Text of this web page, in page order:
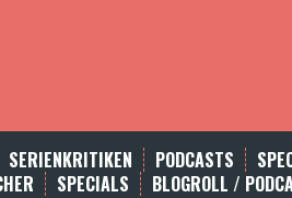
SERIENKRITIKEN PODCASTS
SPECIALS BLOGROLL /